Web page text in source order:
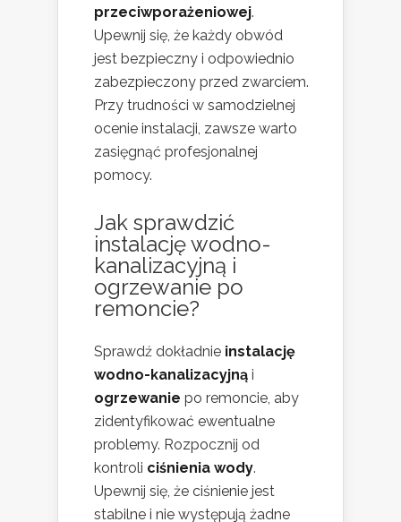
przeciwporażeniowej.
Upewnij się, że każdy obwód
jest bezpieczny i odpowiednio
zabezpieczony przed zwarciem.
Przy trudności w samodzielnej
ocenie instalacji, zawsze warto
zasięgnąć profesjonalnej
pomocy.
Jak sprawdzić
instalację wodno-
kanalizacyjną i
ogrzewanie po
remoncie?
Sprawdź dokładnie instalację
wodno-kanalizacyjną i
ogrzewanie po remoncie, aby
zidentyfikować ewentualne
problemy. Rozpocznij od
kontroli ciśnienia wody.
Upewnij się, że ciśnienie jest
stabilne i nie występują żadne